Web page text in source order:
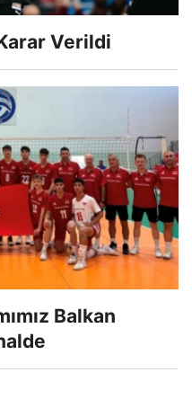
Verildi
Balkan